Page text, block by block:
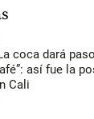
coca dará
así fue la
Cali